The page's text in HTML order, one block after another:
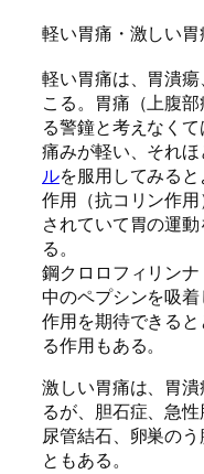
軽い胃痛・激しい
軽い胃痛は、胃潰
こる。胃痛（上腹
る警鐘と考えなくて
痛みが軽い、それ
ルを服用してみる
作用（抗コリン作
されていて胃の運
る。
鋼クロロフィリン
中のペプシンを吸
作用を期待できる
る作用もある。
激しい胃痛は、胃
るが、胆石症、急性
尿管結石、卵巣の
ともある。